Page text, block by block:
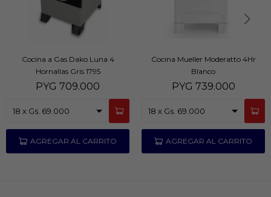
Cocina a Gas Dako Luna 4
Hornallas Gris 1795
PYG 709.000
Cocina Mueller Moderatto 4Hr
Blanco
PYG 739.000